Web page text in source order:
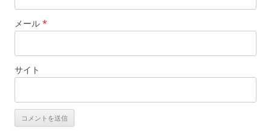
メール *
サイト